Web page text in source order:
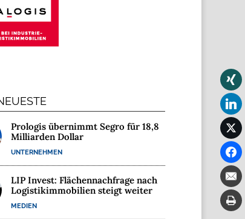
Prologis übernimmt Segro für 18,8
Milliarden Dollar
UNTERNEHMEN
LIP Invest: Flächennachfrage nach
Logistikimmobilien steigt weiter
MEDIEN